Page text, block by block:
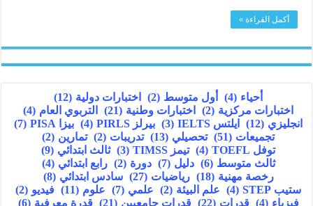
أكمل القراءة »
أحياء (4) أول متوسط (2) اختبارات دولية (12)
اختبارات مركزية (2) اختبارات وطنية (21) التربوي العام (4)
انجليزي (12) ايلتس IELTS (3) بيرلز PIRLS (4) بيزا PISA
(7)
تجميعات (51) تحصيلي (13) تدريبات (2) تمارين (2)
توفل TOEFL
(4) تيمز TIMSS (3) ثالث ابتدائي (9)
ثالث متوسط (6) دليل (7) دورة (2) رابع ابتدائي (4)
رخصة مهنية (18) رياضيات (27) سادس ابتدائي (8)
ستيب STEP
(4) علم البيئة (2) علمي (7) علوم (11) فيديو (2)
فيزياء (4) قدرات (22) قدرات جامعيين (21) قدرة معرفية (6)